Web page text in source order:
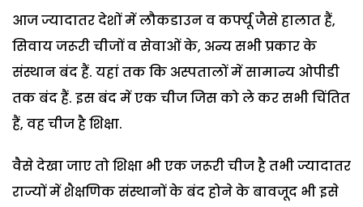
आज ज्यादातर देशों में लौकडाउन व कर्फ्यू जैसे हालात हैं,
सिवाय जरूरी चीजों व सेवाओं के, अन्य सभी प्रकार के
संस्थान बंद हैं. यहां तक कि अस्पतालों में सामान्य ओपीडी
तक बंद हैं. इस बंद में एक चीज जिस को ले कर सभी चिंतित
हैं, वह चीज है शिक्षा.
वैसे देखा जाए तो शिक्षा भी एक जरूरी चीज है तभी ज्यादातर
राज्यों में शैक्षणिक संस्थानों के बंद होने के बावजूद भी इसे